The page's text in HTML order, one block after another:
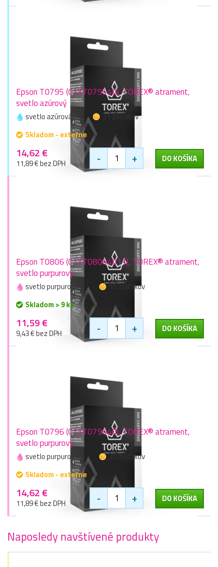
Epson T0795 (C13T079540), TOREX® atrament,
svetlo azúrový
svetlo azúrová
21 zlaťákov
Skladom - externe
14,62 €
11,89 € bez DPH - + DO KOŠÍKA
Epson T0806 (C13T08064011), TOREX® atrament,
svetlo purpurový
svetlo purpurová
16 zlaťákov
Skladom > 9 ks
11,59 €
9,43 € bez DPH - + DO KOŠÍKA
Epson T0796 (C13T079640), TOREX® atrament,
svetlo purpurový
svetlo purpurová
20 zlaťákov
Skladom - externe
14,62 €
11,89 € bez DPH - + DO KOŠÍKA
Naposledy navštívené produkty